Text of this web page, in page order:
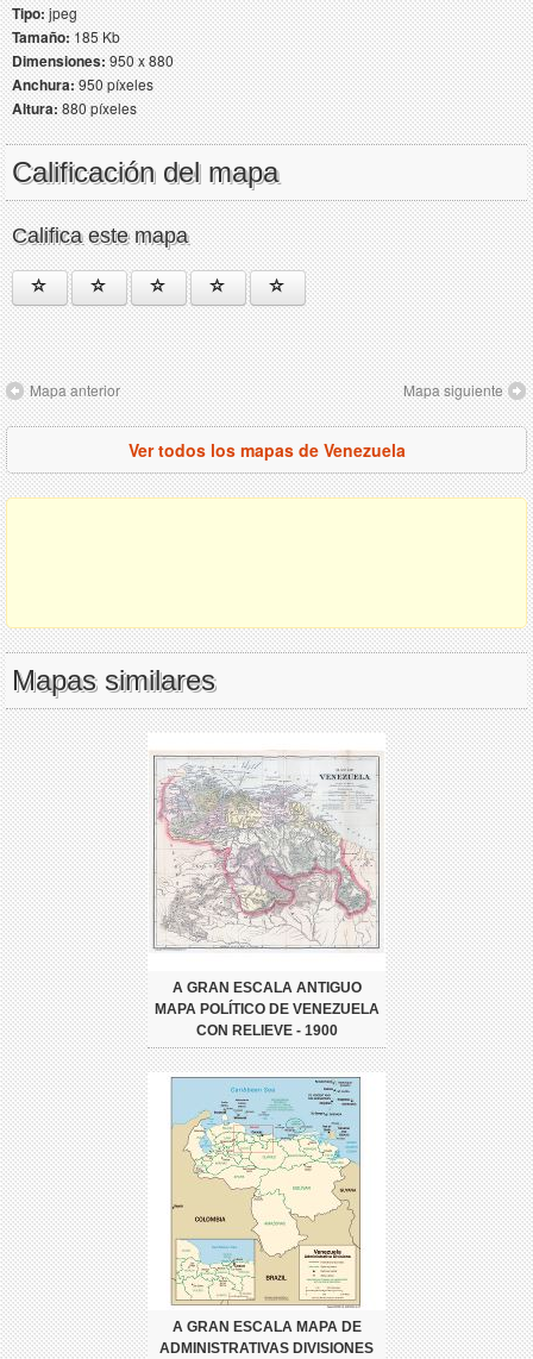
Tipo:jpeg
Tamaño:185 Kb
Dimensiones:950 x 880
Anchura:950 píxeles
Altura:880 píxeles
Calificación del mapa
Califica este mapa
Mapa anterior Mapa siguiente
Ver todos los mapas de Venezuela
Mapas similares
A GRAN ESCALA ANTIGUO
MAPA POLÍTICO DE VENEZUELA
CON RELIEVE - 1900
A GRAN ESCALA MAPA DE
ADMINISTRATIVAS DIVISIONES